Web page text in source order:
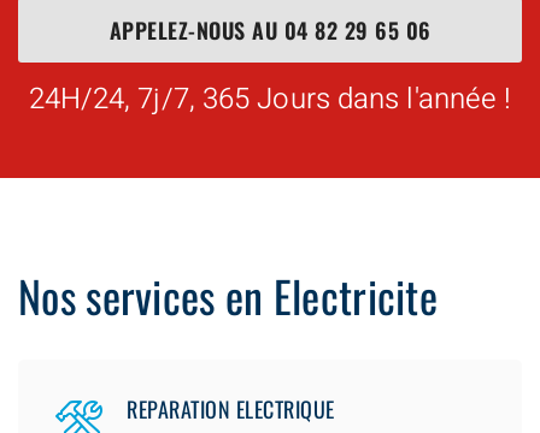
APPELEZ-NOUS AU 04 82 29 65 06
24H/24, 7j/7, 365 Jours dans l'année !
Nos services en Electricite
REPARATION ELECTRIQUE